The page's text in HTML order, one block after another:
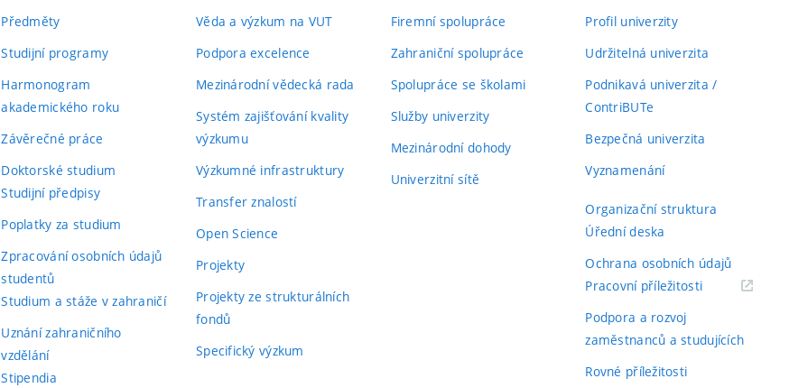
Předměty
Studijní programy
Harmonogram
akademického roku
Závěrečné práce
Doktorské studium
Studijní předpisy
Poplatky za studium
Zpracování osobních údajů
studentů
Studium a stáže v zahraničí
Uznání zahraničního
vzdělání
Stipendia
Věda a výzkum na VUT
Podpora excelence
Mezinárodní vědecká rada
Systém zajišťování kvality
výzkumu
Výzkumné infrastruktury
Transfer znalostí
Open Science
Projekty
Projekty ze strukturálních
fondů
Specifický výzkum
Firemní spolupráce
Zahraniční spolupráce
Spolupráce se školami
Služby univerzity
Mezinárodní dohody
Univerzitní sítě
Profil univerzity
Udržitelná univerzita
Podnikavá univerzita /
ContriBUTe
Bezpečná univerzita
Vyznamenání
Organizační struktura
Úřední deska
Ochrana osobních údajů
Pracovní příležitosti(externí
Podpora a rozvoj
zaměstnanců a studujících
Rovné příležitosti